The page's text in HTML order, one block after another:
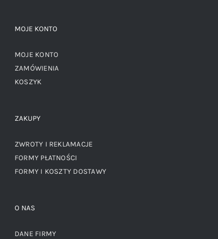
MOJE KONTO
MOJE KONTO
ZAMÓWIENIA
KOSZYK
ZAKUPY
ZWROTY I REKLAMACJE
FORMY PŁATNOŚCI
FORMY I KOSZTY DOSTAWY
O NAS
DANE FIRMY